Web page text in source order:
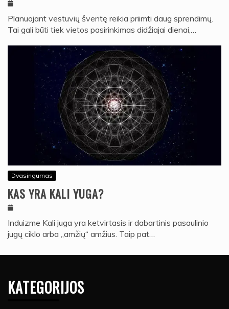
Planuojant vestuvių šventę reikia priimti daug sprendimų.
Tai gali būti tiek vietos pasirinkimas didžiajai dienai,…
Dvasingumas
KAS YRA KALI YUGA?
Induizme Kali juga yra ketvirtasis ir dabartinis pasaulinio
jugų ciklo arba „amžių“ amžius. Taip pat…
KATEGORIJOS